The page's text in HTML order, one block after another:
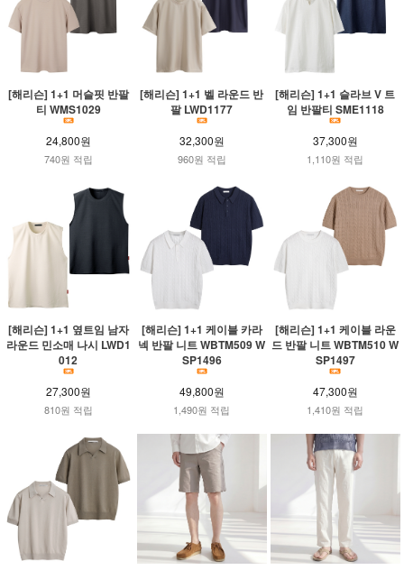
[해리슨] 1+1 머슬핏 반팔
티 WMS1029
24,800원
740원 적립
[해리슨] 1+1 벨 라운드 반
팔 LWD1177
32,300원
960원 적립
[해리슨] 1+1 슬라브 V 트
임 반팔티 SME1118
37,300원
1,110원 적립
[해리슨] 1+1 옆트임 남자
라운드 민소매 나시 LWD1
012
27,300원
810원 적립
[해리슨] 1+1 케이블 카라
넥 반팔 니트 WBTM509 W
SP1496
49,800원
1,490원 적립
[해리슨] 1+1 케이블 라운
드 반팔 니트 WBTM510 W
SP1497
47,300원
1,410원 적립